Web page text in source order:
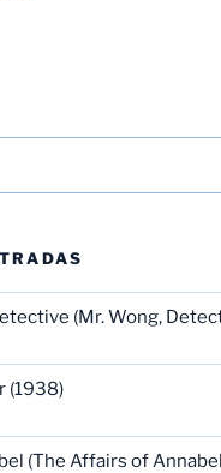
(Mr. Wong,
(1938)
(The Affairs of